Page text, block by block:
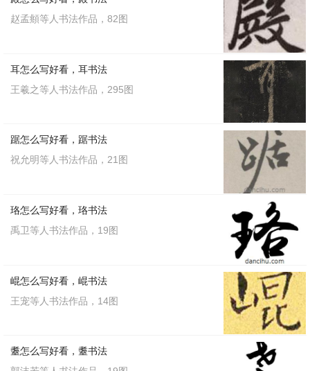
赵孟頫等人书法作品，82图
耳怎么写好看，耳书法
王羲之等人书法作品，295图
踞怎么写好看，踞书法
祝允明等人书法作品，21图
珞怎么写好看，珞书法
禹卫等人书法作品，19图
崐怎么写好看，崐书法
王宠等人书法作品，14图
耋怎么写好看，耋书法